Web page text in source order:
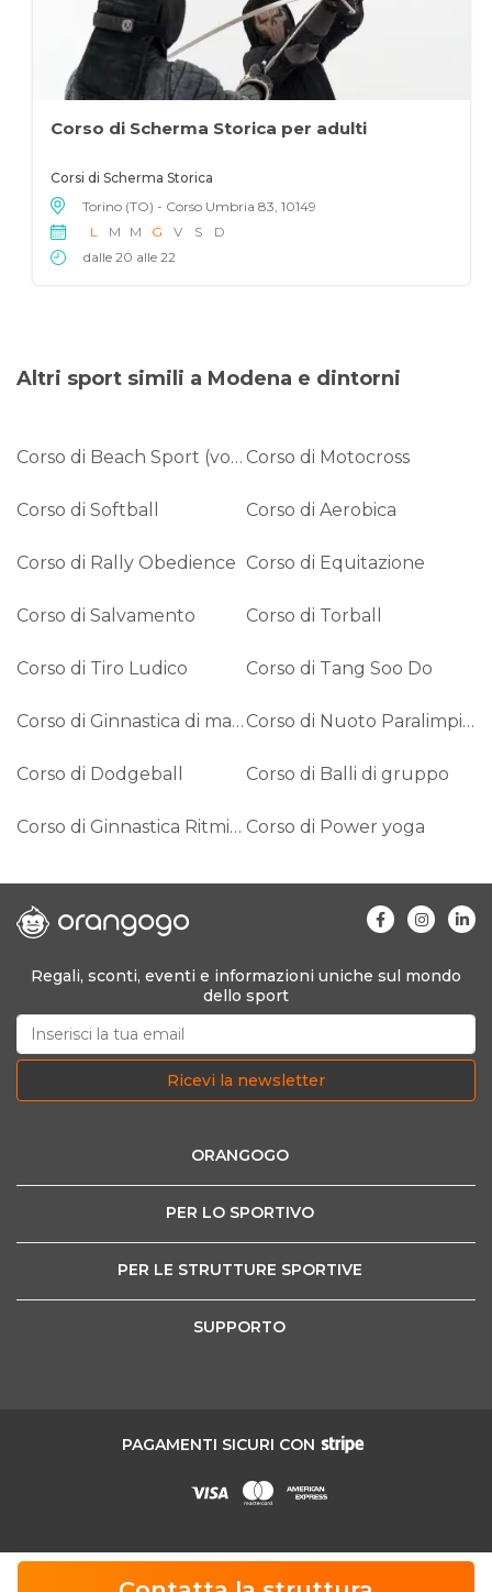
Corso di Scherma Storica per adulti
Corsi di Scherma Storica
Torino (TO) - Corso Umbria 83, 10149
L
M M G V S
D
dalle 20 alle 22
Altri sport simili a Modena e dintorni
Corso di Beach Sport (volley-tennis-soccer) Corso di Motocross
Corso di Softball Corso di Aerobica
Corso di Rally Obedience Corso di Equitazione
Corso di Salvamento Corso di Torball
Corso di Tiro Ludico Corso di Tang Soo Do
Corso di Ginnastica di mantenimento Corso di Nuoto Paralimpico
Corso di Dodgeball Corso di Balli di gruppo
Corso di Ginnastica Ritmica Corso di Power yoga
Regali, sconti, eventi e informazioni uniche sul mondo
dello sport
Ricevi la newsletter
ORANGOGO
PER LO SPORTIVO
PER LE STRUTTURE SPORTIVE
SUPPORTO
PAGAMENTI SICURI CON
Sport grand Tour SRL - Corso Stati Uniti 45, 10129 Torino | Codice